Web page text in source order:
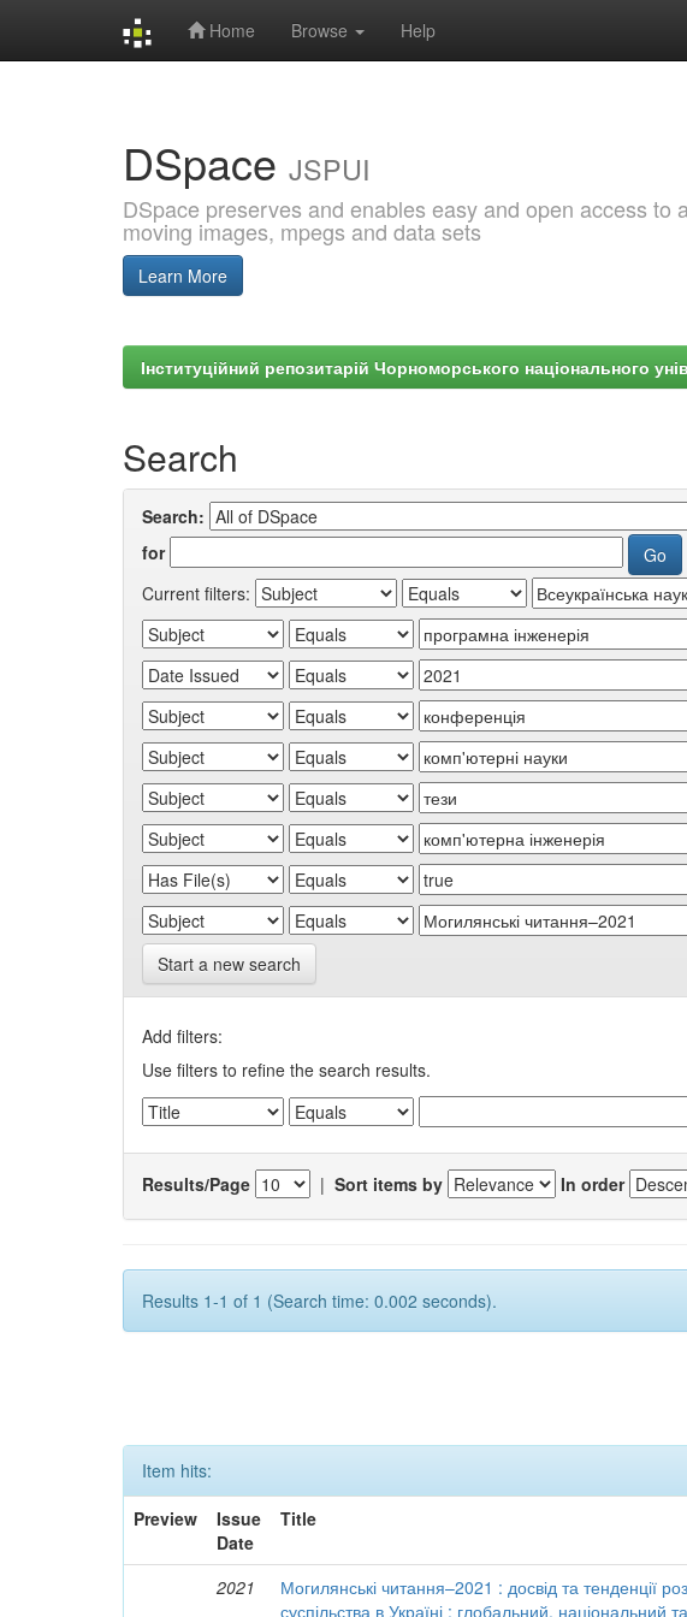
Home Browse Help
DSpace JSPUI
DSpace preserves and enables easy and open access
moving images, mpegs and data sets
Learn More
Інституційний репозитарій Чорноморського національного
Search
Search:
for
Current filters:
Start a new search
Add filters:
Use filters to refine the search results.
Results/Page | Sort items by In order
Results 1-1 of 1 (Search time: 0.002 seconds).
Item hits:
Preview
Issue
Date
Title
2021
Могилянські читання–2021 : досвід та тенденції
суспільства в Україні : глобальний, національний та